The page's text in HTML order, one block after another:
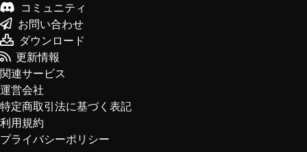
コミュニティ
お問い合わせ
ダウンロード
更新情報
関連サービス
運営会社
特定商取引法に基づく表記
利用規約
プライバシーポリシー